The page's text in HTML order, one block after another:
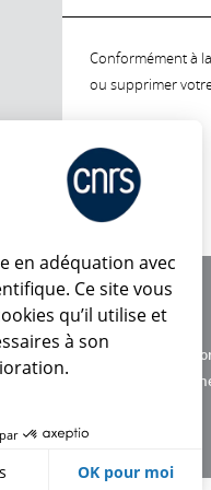
Conformément à
ou supprimer
Charte
Données
en adéquation avec
Ce site vous
qu’il utilise et
à son
OK pour moi